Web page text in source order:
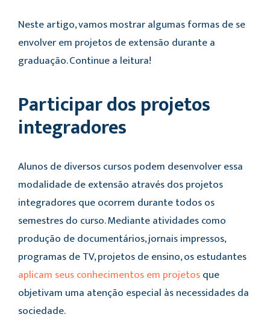
Neste artigo, vamos mostrar algumas formas de se
envolver em projetos de extensão durante a
graduação. Continue a leitura!
Participar dos projetos
integradores
Alunos de diversos cursos podem desenvolver essa
modalidade de extensão através dos projetos
integradores que ocorrem durante todos os
semestres do curso. Mediante atividades como
produção de documentários, jornais impressos,
programas de TV, projetos de ensino, os estudantes
aplicam seus conhecimentos em projetosque
objetivam uma atenção especial às necessidades da
sociedade.